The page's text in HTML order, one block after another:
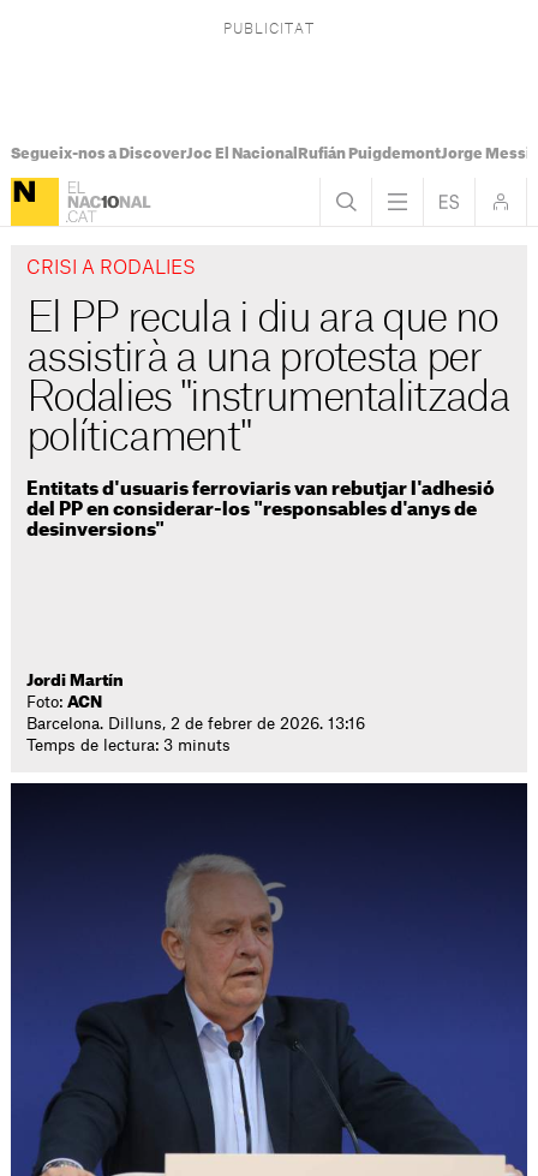
Segueix-nos a DiscoverJoc El Nacional Rufián PuigdemontJorge Messi
CRISI A RODALIES
El PP recula i diu ara que no
assistirà a una protesta per
Rodalies "instrumentalitzada
políticament"
Entitats d'usuaris ferroviaris van rebutjar l'adhesió
del PP en considerar-los "responsables d'anys de
desinversions"
Jordi Martín
Foto:ACN
Barcelona. Dilluns, 2 de febrer de 2026. 13:16
Temps de lectura: 3 minuts